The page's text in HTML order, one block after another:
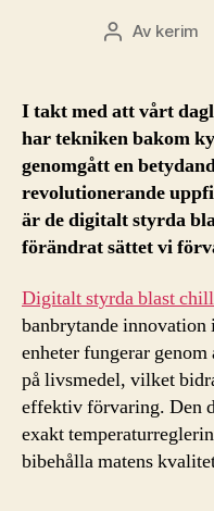
Av kerim
I takt med att vårt
har tekniken bakom
genomgått en
revolutionerande
är de digitalt styrda
förändrat sättet vi
Digitalt styrda blast
banbrytande
enheter fungerar
på livsmedel, vilket
effektiv förvaring. Den
exakt
bibehålla matens